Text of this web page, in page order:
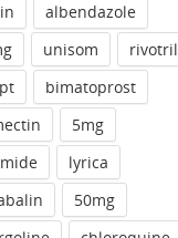
albendazole
unisom
rivotril
bimatoprost
5mg
lyrica
50mg